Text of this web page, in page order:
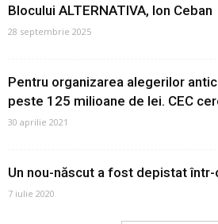
Blocului ALTERNATIVA, Ion Ceban
28 septembrie 2025
Pentru organizarea alegerilor
peste 125 milioane de lei. CEC
30 aprilie 2021
Un nou-născut a fost depistat într-
7 iulie 2020